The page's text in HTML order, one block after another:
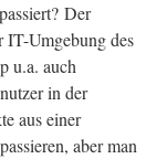
Der
IT-Umgebung des
u.a. auch
in der
aus einer
aber man